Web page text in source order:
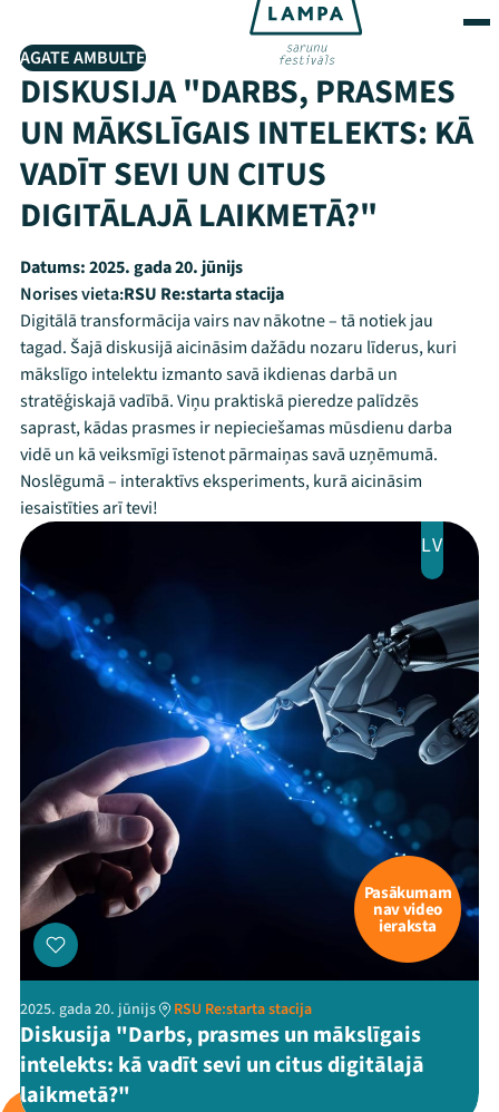
AGATE AMBULTE
DISKUSIJA "DARBS, PRASMES
UN MĀKSLĪGAIS INTELEKTS: KĀ
VADĪT SEVI UN CITUS
DIGITĀLAJĀ LAIKMETĀ?"
Datums:2025. gada 20. jūnijs
Norises vieta:RSU Re:starta stacija
Digitālā transformācija vairs nav nākotne – tā notiek jau
tagad. Šajā diskusijā aicināsim dažādu nozaru līderus, kuri
mākslīgo intelektu izmanto savā ikdienas darbā un
stratēģiskajā vadībā. Viņu praktiskā pieredze palīdzēs
saprast, kādas prasmes ir nepieciešamas mūsdienu darba
vidē un kā veiksmīgi īstenot pārmaiņas savā uzņēmumā.
Noslēgumā – interaktīvs eksperiments, kurā aicināsim
iesaistīties arī tevi!
LV
Pasākumam
nav video
ieraksta
2025. gada 20. jūnijs RSU Re:starta stacija
Diskusija "Darbs, prasmes un mākslīgais
intelekts: kā vadīt sevi un citus digitālajā
laikmetā?"